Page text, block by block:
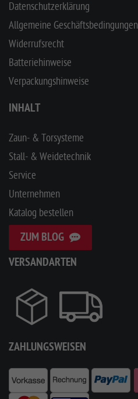
Datenschutzerklärung
Allgemeine Geschäftsbedingungen
Widerrufsrecht
Batteriehinweise
Verpackungshinweise
INHALT
Zaun- & Torsysteme
Stall- & Weidetechnik
Service
Unternehmen
Katalog bestellen
ZUM BLOG
VERSANDARTEN
ZAHLUNGSWEISEN